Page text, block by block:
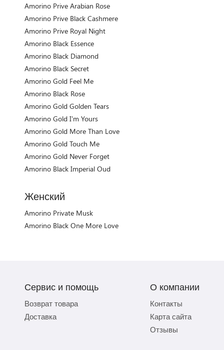
Amorino Prive Arabian Rose
Amorino Prive Black Cashmere
Amorino Prive Royal Night
Amorino Black Essence
Amorino Black Diamond
Amorino Black Secret
Amorino Gold Feel Me
Amorino Black Rose
Amorino Gold Golden Tears
Amorino Gold I'm Yours
Amorino Gold More Than Love
Amorino Gold Touch Me
Amorino Gold Never Forget
Amorino Black Imperial Oud
Женский
Amorino Private Musk
Amorino Black One More Love
Сервис и помощь
Возврат товара
Доставка
О компании
Контакты
Карта сайта
Отзывы